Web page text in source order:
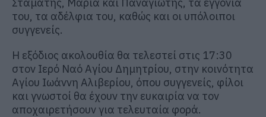
του, τα αδέλφια του, καθώς και οι υπόλοιποι
συγγενείς.
Η εξόδιος ακολουθία θα τελεστεί στις 17:30
στον Ιερό Ναό Αγίου Δημητρίου, στην κοινότητα
Αγίου Ιωάννη Αλιβερίου, όπου συγγενείς, φίλοι
και γνωστοί θα έχουν την ευκαιρία να τον
αποχαιρετήσουν για τελευταία φορά.